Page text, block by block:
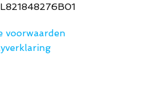
voorwaarden